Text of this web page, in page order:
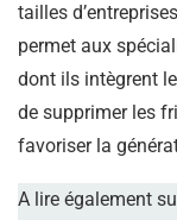
tailles
permet aux
dont ils intègrent
de supprimer les
favoriser la
A lire également